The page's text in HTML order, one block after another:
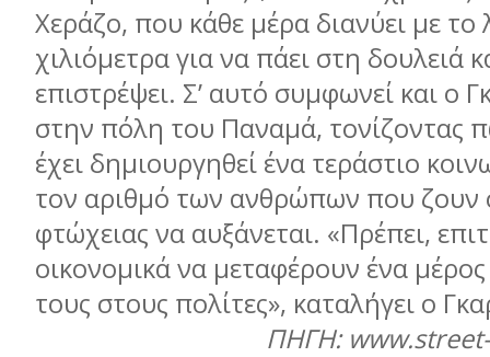
Χεράζο, που κάθε µέρα διανύει µε
χιλιόµετρα για να πάει στη δουλειά
επιστρέψει. Σ’ αυτό συµφωνεί και ο
στην πόλη του Παναµά, τονίζοντας
έχει δηµιουργηθεί ένα τεράστιο
τον αριθµό των ανθρώπων που ζουν
φτώχειας να αυξάνεται. «Πρέπει,
οικονοµικά να µεταφέρουν ένα
τους στους πολίτες», καταλήγει ο
ΠΗΓΗ: